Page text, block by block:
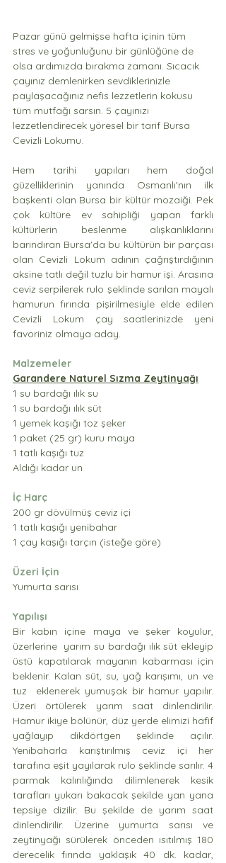
Pazar günü gelmişse hafta içinin tüm
stres ve yoğunluğunu bir günlüğüne de
olsa ardımızda bırakma zamanı. Sıcacık
çayınız demlenirken sevdiklerinizle
paylaşacağınız nefis lezzetlerin kokusu
tüm mutfağı sarsın. 5 çayınızı
lezzetlendirecek yöresel bir tarif Bursa
Cevizli Lokumu.
Hem tarihi yapıları hem doğal
güzelliklerinin yanında Osmanlı'nın ilk
başkenti olan Bursa bir kültür mozaiği. Pek
çok kültüre ev sahipliği yapan farklı
kültürlerin beslenme alışkanlıklarını
barındıran Bursa'da bu kültürün bir parçası
olan Cevizli Lokum adının çağrıştırdığının
aksine tatlı değil tuzlu bir hamur işi. Arasına
ceviz serpilerek rulo şeklinde sarılan mayalı
hamurun fırında pişirilmesiyle elde edilen
Cevizli Lokum çay saatlerinizde yeni
favoriniz olmaya aday.
Malzemeler
Garandere Naturel Sızma Zeytinyağı
1 su bardağı ılık su
1 su bardağı ılık süt
1 yemek kaşığı toz şeker
1 paket (25 gr) kuru maya
1 tatlı kaşığı tuz
Aldığı kadar un
İç Harç
200 gr dövülmüş ceviz içi
1 tatlı kaşığı yenibahar
1 çay kaşığı tarçın (isteğe göre)
Üzeri İçin
Yumurta sarısı
Yapılışı
Bir kabın içine maya ve şeker koyulur,
üzerlerine  yarım su bardağı ılık süt ekleyip
üstü kapatılarak mayanın kabarması için
beklenir. Kalan süt, su, yağ karışımı, un ve
tuz  eklenerek yumuşak bir hamur yapılır.
Üzeri örtülerek yarım saat dinlendirilir.
Hamur ikiye bölünür, düz yerde elimizi hafif
yağlayıp dikdörtgen şeklinde açılır.
Yenibaharla karıştırılmış ceviz içi her
tarafına eşit yayılarak rulo şeklinde sarılır. 4
parmak kalınlığında dilimlenerek kesik
tarafları yukarı bakacak şekilde yan yana
tepsiye dizilir. Bu şekilde de yarım saat
dinlendirilir. Üzerine yumurta sarısı ve
zeytinyağı sürülerek önceden ısıtılmış 180
derecelik fırında yaklaşık 40 dk. kadar,